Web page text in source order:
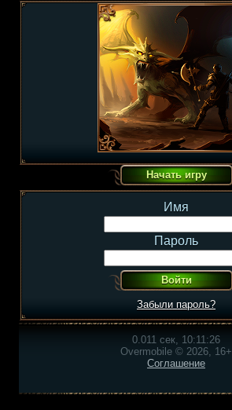
Имя
Пароль
Забыли пароль?
0.011 сек, 10:11:26
Overmobile © 2026, 16+
Соглашение